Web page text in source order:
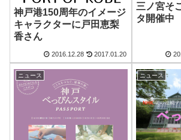
神戸港150周年のイメージ
キャラクターに戸田恵梨
香さん
2016.12.28 2017.01.20
三ノ宮そ
タ開催中
ニュース ニュース